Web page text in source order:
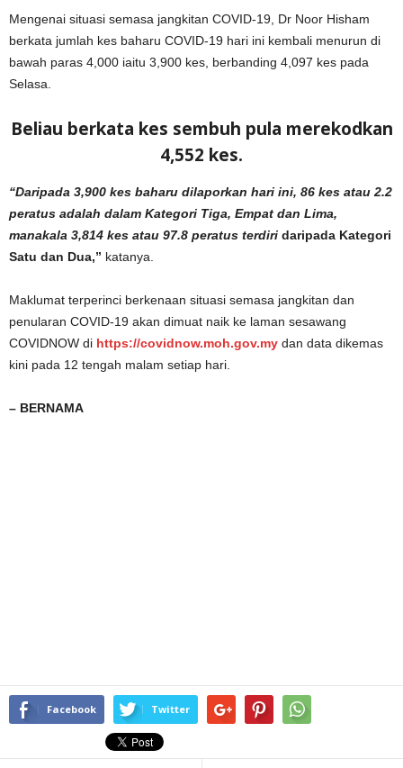
Mengenai situasi semasa jangkitan COVID-19, Dr Noor Hisham
berkata jumlah kes baharu COVID-19 hari ini kembali menurun di
bawah paras 4,000 iaitu 3,900 kes, berbanding 4,097 kes pada
Selasa.
Beliau berkata kes sembuh pula merekodkan
4,552 kes.
“Daripada 3,900 kes baharu dilaporkan hari ini, 86 kes atau 2.2
peratus adalah dalam Kategori Tiga, Empat dan Lima,
manakala 3,814 kes atau 97.8 peratus terdiri daripada Kategori
Satu dan Dua,” katanya.
Maklumat terperinci berkenaan situasi semasa jangkitan dan
penularan COVID-19 akan dimuat naik ke laman sesawang
COVIDNOW di https://covidnow.moh.gov.my dan data dikemas
kini pada 12 tengah malam setiap hari.
– BERNAMA
Facebook Twitter